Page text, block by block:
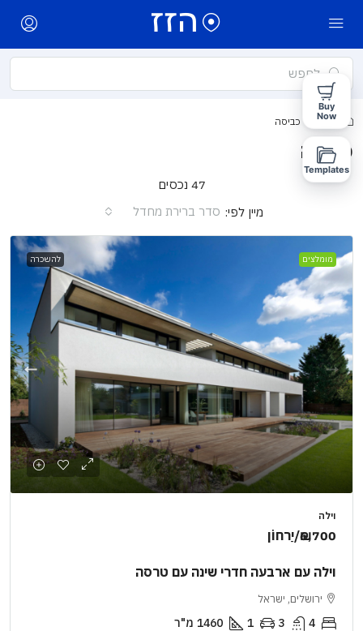
בית כביסה
כביסה
47 נכסים
מיין לפי: סדר ברירת מחדל
מומלצים להשכרה
וילה
₪6,700/יַרחוֹן
וילה עם ארבעה חדרי שינה עם טרסה
ירושלים, ישראל
4
3
1
1460 מ"ר
Buy
Now
Templates